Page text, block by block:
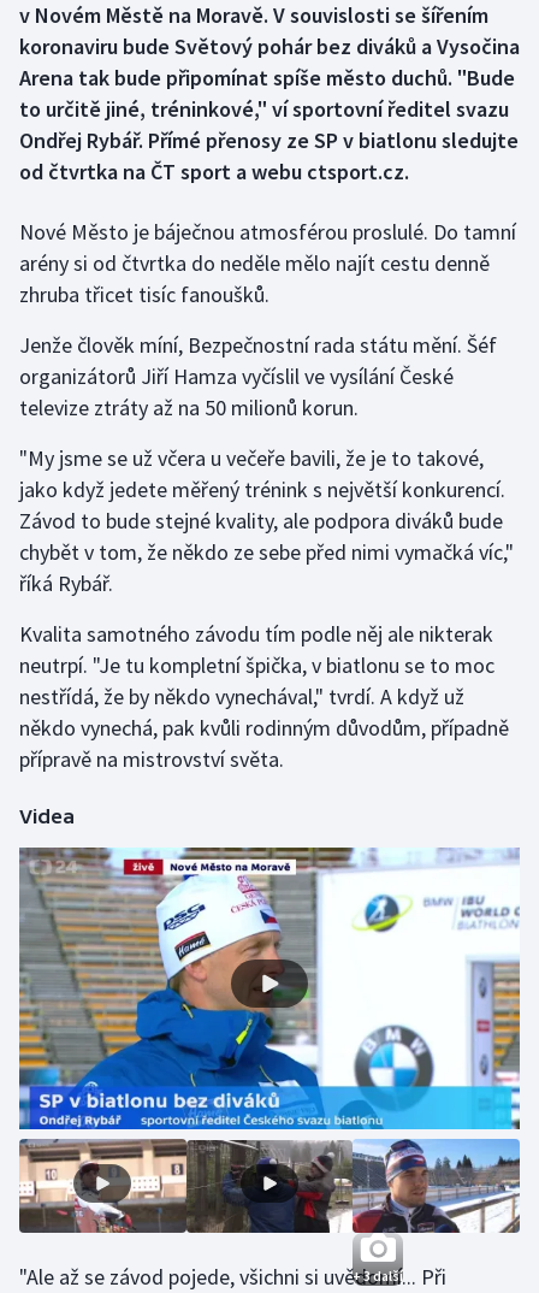
Curling
Dostihy
Florbal
Golf
Házená
Judo
Krasobruslení
Lyže a snowboard
Moderní pětiboj
Olympijské hry
Parasport
Plavání
Plážový volejbal
Ragby
Rychlobruslení
Rychlostní kanoistika
v Novém Městě na Moravě. V souvislosti se šířením
koronaviru bude Světový pohár bez diváků a Vysočina
Arena tak bude připomínat spíše město duchů. "Bude
to určitě jiné, tréninkové," ví sportovní ředitel svazu
Ondřej Rybář. Přímé přenosy ze SP v biatlonu sledujte
od čtvrtka na ČT sport a webu ctsport.cz.
Nové Město je báječnou atmosférou proslulé. Do tamní
arény si od čtvrtka do neděle mělo najít cestu denně
zhruba třicet tisíc fanoušků.
Jenže člověk míní, Bezpečnostní rada státu mění. Šéf
organizátorů Jiří Hamza vyčíslil ve vysílání České
televize ztráty až na 50 milionů korun.
"My jsme se už včera u večeře bavili, že je to takové,
jako když jedete měřený trénink s největší konkurencí.
Závod to bude stejné kvality, ale podpora diváků bude
chybět v tom, že někdo ze sebe před nimi vymačká víc,"
říká Rybář.
Kvalita samotného závodu tím podle něj ale nikterak
neutrpí. "Je tu kompletní špička, v biatlonu se to moc
nestřídá, že by někdo vynechával," tvrdí. A když už
někdo vynechá, pak kvůli rodinným důvodům, případně
přípravě na mistrovství světa.
Videa
+ 3 další
"Ale až se závod pojede, všichni si uvědomí... Při